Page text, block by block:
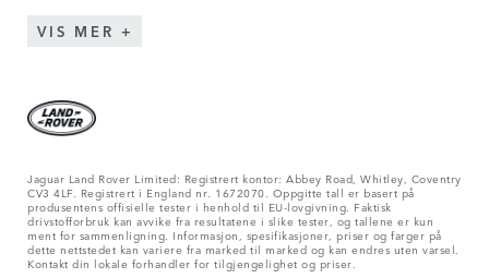
VIS MER
Jaguar Land Rover Limited: Registrert kontor: Abbey Road, Whitley, Coventry
CV3 4LF. Registrert i England nr. 1672070. Oppgitte tall er basert på
produsentens offisielle tester i henhold til EU-lovgivning. Faktisk
drivstofforbruk kan avvike fra resultatene i slike tester, og tallene er kun
ment for sammenligning. Informasjon, spesifikasjoner, priser og farger på
dette nettstedet kan variere fra marked til marked og kan endres uten varsel.
Kontakt din lokale forhandler for tilgjengelighet og priser.